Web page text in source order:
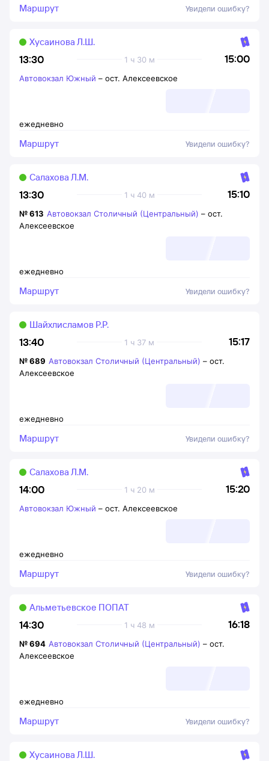
Маршрут Увидели ошибку?
13:30 15:00
1 ч 30 м
Хусаинова Л.Ш.
ежедневно
Автовокзал Южный – ост. Алексеевское
Маршрут Увидели ошибку?
13:30 15:10
1 ч 40 м
Салахова Л.М.
ежедневно
№613 Автовокзал Столичный (Центральный) – ост.
Алексеевское
Маршрут Увидели ошибку?
13:40 15:17
1 ч 37 м
Шайхлисламов Р.Р.
ежедневно
№689 Автовокзал Столичный (Центральный) – ост.
Алексеевское
Маршрут Увидели ошибку?
14:00 15:20
1 ч 20 м
Салахова Л.М.
ежедневно
Автовокзал Южный – ост. Алексеевское
Маршрут Увидели ошибку?
14:30 16:18
1 ч 48 м
Альметьевское ПОПАТ
ежедневно
№694 Автовокзал Столичный (Центральный) – ост.
Алексеевское
Маршрут Увидели ошибку?
Хусаинова Л.Ш.